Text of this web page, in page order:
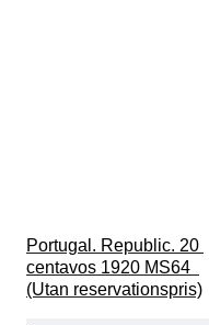
Portugal. Republic. 20
centavos 1920 MS64
(Utan reservationspris)